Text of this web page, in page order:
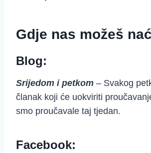
Gdje nas možeš
Blog:
Srijedom i petkom – Svakog
članak koji će uokviriti
smo proučavale taj tjedan.
Facebook: